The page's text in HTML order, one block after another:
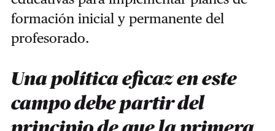
formación inicial y permanente del
profesorado.
Una política eficaz en este
campo debe partir del